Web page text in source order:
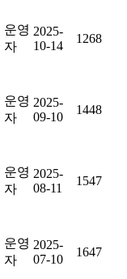
운영
자
2025-
10-14
1268
운영
자
2025-
09-10
1448
운영
자
2025-
08-11
1547
운영
자
2025-
07-10
1647